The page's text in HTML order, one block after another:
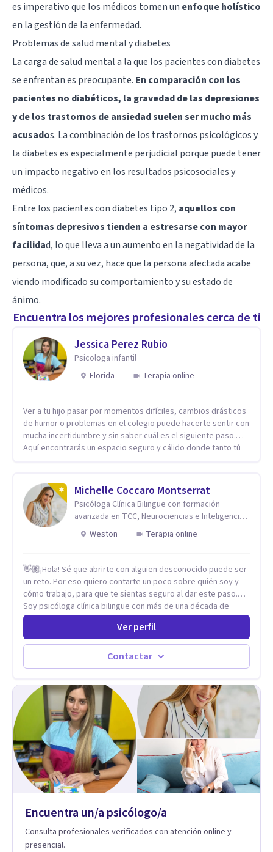
es imperativo que los médicos tomen un enfoque holístico
en la gestión de la enfermedad.
Problemas de salud mental y diabetes
La carga de salud mental a la que los pacientes con diabetes
se enfrentan es preocupante. En comparación con los
pacientes no diabéticos, la gravedad de las depresiones
y de los trastornos de ansiedad suelen ser mucho más
acusados. La combinación de los trastornos psicológicos y
la diabetes es especialmente perjudicial porque puede tener
un impacto negativo en los resultados psicosociales y
médicos.
Entre los pacientes con diabetes tipo 2, aquellos con
síntomas depresivos tienden a estresarse con mayor
facilidad, lo que lleva a un aumento en la negatividad de la
persona, que, a su vez, hace que la persona afectada acabe
viendo modificado su comportamiento y su estado de
ánimo.
Encuentra los mejores profesionales cerca de ti
Jessica Perez Rubio
Psicologa infantil
Florida
Terapia online
Ver a tu hijo pasar por momentos difíciles, cambios drásticos
de humor o problemas en el colegio puede hacerte sentir con
mucha incertidumbre y sin saber cuál es el siguiente paso.
Aquí encontrarás un espacio seguro y cálido donde tanto tú
casa. Me especializo en guiar a familias a través de
herramientas prácticas y dinámicas adaptadas a la edad de
cada menor, dejando de lado las etiquetas y los tecnicismos.
Mi forma de trabajar se centra en entender las emociones
que hay detrás del comportamiento, ayudándoles a
niños y adolescentes que están lidiando con la ansiedad, la
timidez, la rebeldía o dificultades escolares, así como a
padres que buscan orientación y pautas claras para educar
sin perder la paciencia ni el control. Si estás listo para dar el
primer paso hacia una convivencia familiar más armoniosa,
agenda tu sesión y empecemos a trabajar juntos.
Michelle Coccaro Montserrat
Psicóloga Clínica Bilingüe con formación
avanzada en TCC, Neurociencias e Inteligencia
Emocional.
Weston Terapia online
👋🏽¡Hola! Sé que abrirte con alguien desconocido puede ser
un reto. Por eso quiero contarte un poco sobre quién soy y
cómo trabajo, para que te sientas seguro al dar este paso.
Soy psicóloga clínica bilingüe con más de una década de
experiencia. He dictado conferencias, escrito artículos y
ejercido como profesora universitaria. Un dato curioso: he
vivido en varios países y conozco de primera mano lo que
significa ser migrante, adaptarse a los cambios y empezar de
nuevo.
Ver perfil
Contactar
Encuentra un/a psicólogo/a
Consulta profesionales verificados con atención online y
presencial.